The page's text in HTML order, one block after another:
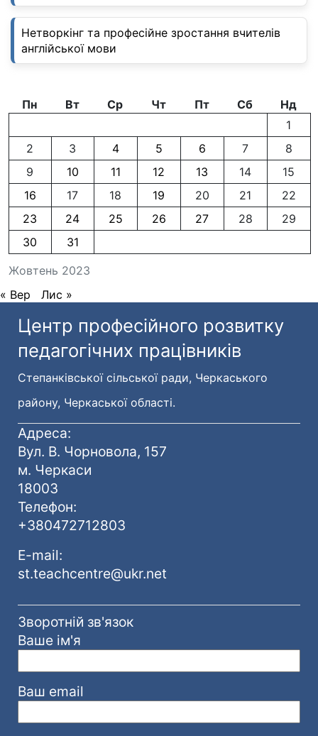
Нетворкінг та професійне зростання вчителів
англійської мови
Жовтень 2023
Пн Вт Ср Чт Пт Сб
Нд
1
2
3 4 5 6 7
8
9
10 11 12 13 14
15
16
17 18 19 20 21
22
23
24 25 26 27 28
29
30
31
« Вер Лис »
Центр професійного розвитку
педагогічних працівників
Степанківської сільської ради, Черкаського
району, Черкаської області.
Адреса:
Вул. В. Чорновола, 157
м. Черкаси
18003
Телефон:
+380472712803
E-mail:
st.teachcentre@ukr.net
Зворотній зв'язок
Ваше ім'я
Ваш email